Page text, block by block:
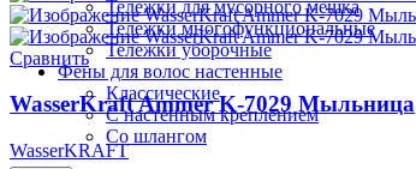
Тележки для мусорного мешка
Тележки многофункциональные
Тележки уборочные
Фены для волос настенные
Классические
С настенным креплением
Со шлангом
Сравнить
WasserKraft Ammer K-7029 Мыльница
WasserKRAFT